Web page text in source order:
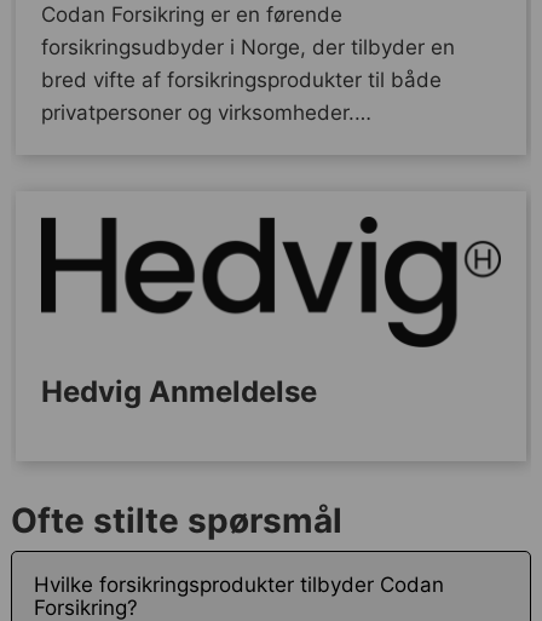
Codan Forsikring er en førende
forsikringsudbyder i Norge, der tilbyder en
bred vifte af forsikringsprodukter til både
privatpersoner og virksomheder.…
Hedvig Anmeldelse
Ofte stilte spørsmål
Hvilke forsikringsprodukter tilbyder Codan
Forsikring?